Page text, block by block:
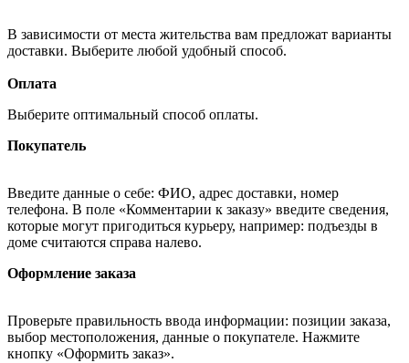
В зависимости от места жительства вам предложат варианты
доставки. Выберите любой удобный способ.
Оплата
Выберите оптимальный способ оплаты.
Покупатель
Введите данные о себе: ФИО, адрес доставки, номер
телефона. В поле «Комментарии к заказу» введите сведения,
которые могут пригодиться курьеру, например: подъезды в
доме считаются справа налево.
Оформление заказа
Проверьте правильность ввода информации: позиции заказа,
выбор местоположения, данные о покупателе. Нажмите
кнопку «Оформить заказ».